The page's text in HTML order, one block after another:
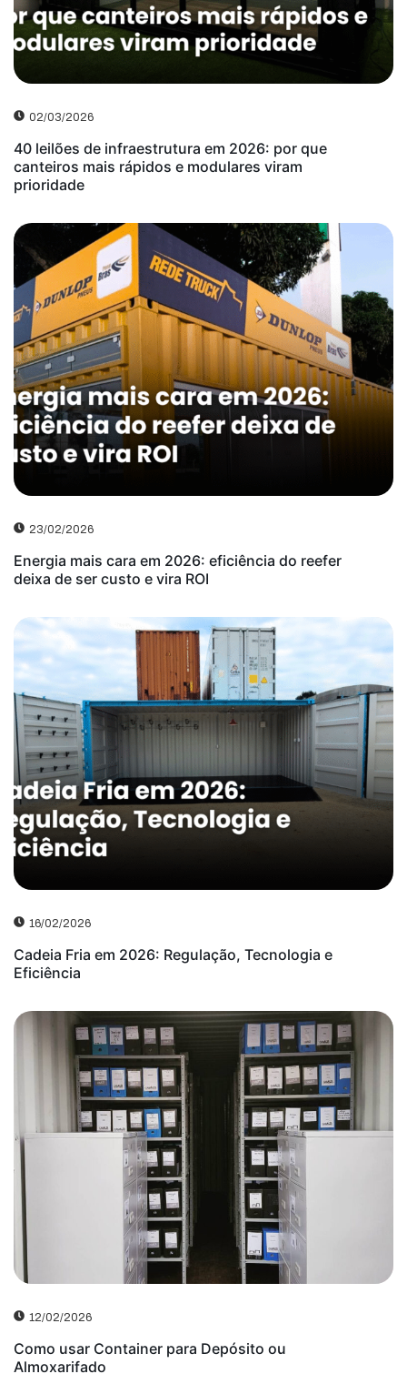
02/03/2026
40 leilões de infraestrutura em 2026: por que
canteiros mais rápidos e modulares viram
prioridade
23/02/2026
Energia mais cara em 2026: eficiência do reefer
deixa de ser custo e vira ROI
16/02/2026
Cadeia Fria em 2026: Regulação, Tecnologia e
Eficiência
12/02/2026
Como usar Container para Depósito ou
Almoxarifado